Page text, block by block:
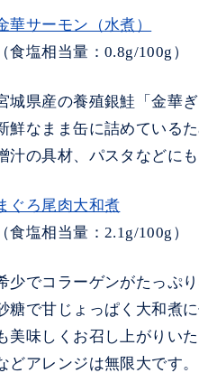
華サーモン（水煮）
（食塩相当量：0.8g/100g）
城県産の養殖銀鮭「金華
鮮なまま缶に詰めている
汁の具材、パスタなどに
ぐろ尾肉大和煮
（食塩相当量：2.1g/100g）
少でコラーゲンがたっぷ
糖で甘じょっぱく大和煮
美味しくお召し上がりい
どアレンジは無限大です。